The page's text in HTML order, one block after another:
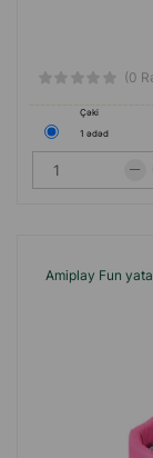
(0
Çəki
1 ədəd
Amiplay Fun